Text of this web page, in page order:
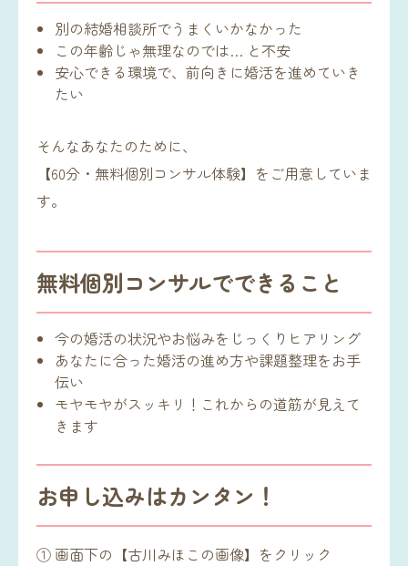
別の結婚相談所でうまくいかなかった
この年齢じゃ無理なのでは… と不安
安心できる環境で、前向きに婚活を進めていき
たい
そんなあなたのために、
【60分・無料個別コンサル体験】をご用意していま
す。
無料個別コンサルでできること
今の婚活の状況やお悩みをじっくりヒアリング
あなたに合った婚活の進め方や課題整理をお手
伝い
モヤモヤがスッキリ！これからの道筋が見えて
きます
お申し込みはカンタン！
① 画面下の【古川みほこの画像】をクリック